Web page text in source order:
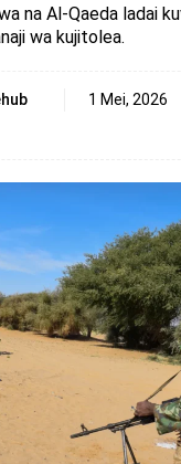
na Al-Qaeda ladai
wa kujitolea.
1 Mei, 2026